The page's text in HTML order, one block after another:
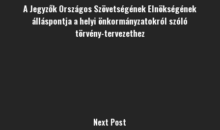
A Jegyzők Országos Szövetségének Elnökségének
álláspontja a helyi önkormányzatokról szóló
törvény-tervezethez
Next Post